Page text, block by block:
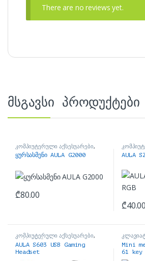
There are no reviews yet.
მსგავსი პროდუქტები
კომპიუტერული აქსესუარები,
ყურსასმენები
ყურსასმენი AULA G2000
₾80.00
მაუსები
AULA
₾40.00
კომპიუტერული აქსესუარები,
ყურსასმენები
AULA S603 USB Gaming
Headset
Mini
61 key